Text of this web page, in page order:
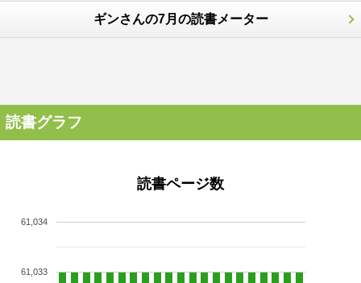
ギンさんの7月の読書メーター
読書グラフ
読書ページ数
61,033
61,034